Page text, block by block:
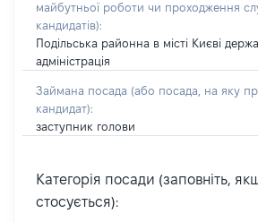
майбутньої роботи чи проходження
кандидатів):
Подільська районна в місті Києві
адміністрація
Займана посада (або посада, на яку
кандидат):
заступник голови
Категорія посади (заповніть,
стосується):